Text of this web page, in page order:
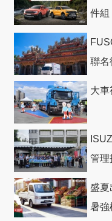
件組
聯名
大車
管理
盛夏
暑強